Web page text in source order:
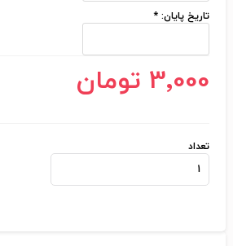
تاریخ پایان: *
3٬000 تومان
تعداد